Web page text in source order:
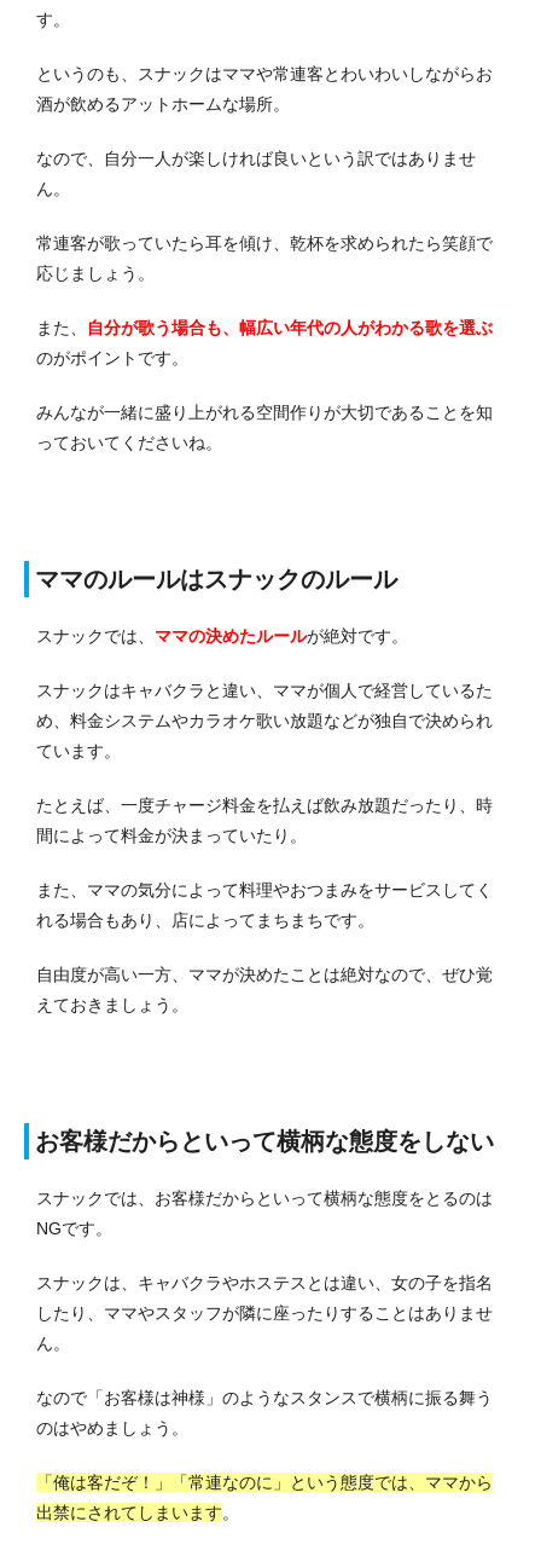
す。
というのも、スナックはママや常連客とわいわいしながらお
酒が飲めるアットホームな場所。
なので、自分一人が楽しければ良いという訳ではありませ
ん。
常連客が歌っていたら耳を傾け、乾杯を求められたら笑顔で
応じましょう。
また、
自分が歌う場合も、幅広い年代の人がわかる歌を選ぶ
のがポイントです。
みんなが一緒に盛り上がれる空間作りが大切であることを知
っておいてくださいね。
ママのルールはスナックのルール
スナックでは、 ママの決めたルールが絶対です。
スナックはキャバクラと違い、ママが個人で経営しているた
め、料金システムやカラオケ歌い放題などが独自で決められ
ています。
たとえば、一度チャージ料金を払えば飲み放題だったり、時
間によって料金が決まっていたり。
また、ママの気分によって料理やおつまみをサービスしてく
れる場合もあり、店によってまちまちです。
自由度が高い一方、ママが決めたことは絶対なので、ぜひ覚
えておきましょう。
お客様だからといって横柄な態度をしない
スナックでは、お客様だからといって横柄な態度をとるのは
NGです。
スナックは、キャバクラやホステスとは違い、女の子を指名
したり、ママやスタッフが隣に座ったりすることはありませ
ん。
なので「お客様は神様」のようなスタンスで横柄に振る舞う
のはやめましょう。
「俺は客だぞ！」「常連なのに」という態度では、ママから
出禁にされてしまいます。